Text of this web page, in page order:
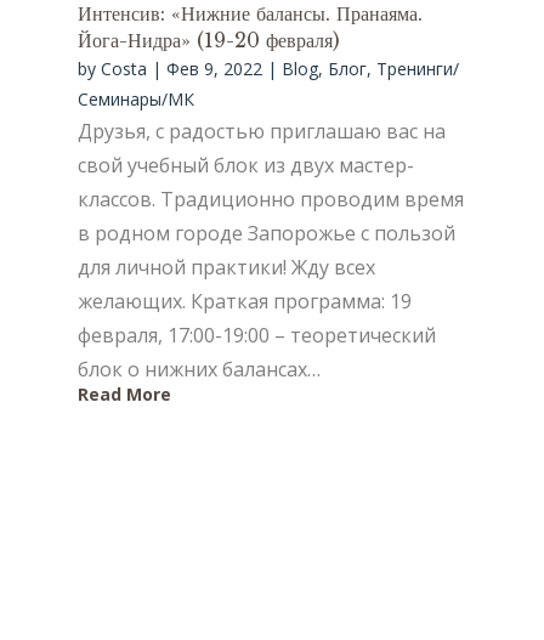
Интенсив: «Нижние балансы. Пранаяма.
Йога-Нидра» (19-20 февраля)
by Costa | Фев 9, 2022| Blog, Блог, Тренинги/
Семинары/МК
Друзья, с радостью приглашаю вас на
свой учебный блок из двух мастер-
классов. Традиционно проводим время
в родном городе Запорожье с пользой
для личной практики! Жду всех
желающих. Краткая программа: 19
февраля, 17:00-19:00 – теоретический
блок о нижних балансах…
Read More